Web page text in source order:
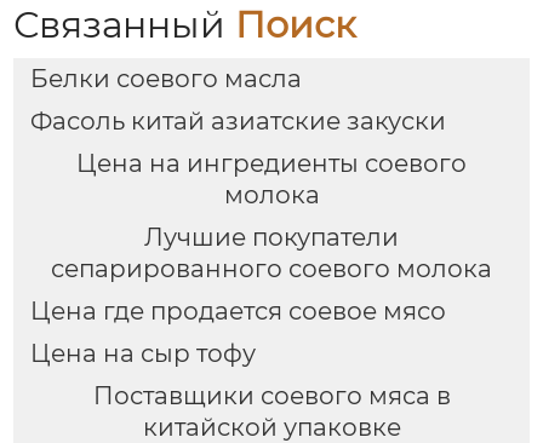
Связанный Поиск
Белки соевого масла
Фасоль китай азиатские закуски
Цена на ингредиенты соевого
молока
Лучшие покупатели
сепарированного соевого молока
Цена где продается соевое мясо
Цена на сыр тофу
Поставщики соевого мяса в
китайской упаковке